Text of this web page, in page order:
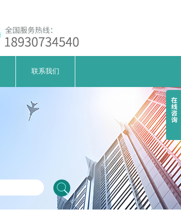
联系我们